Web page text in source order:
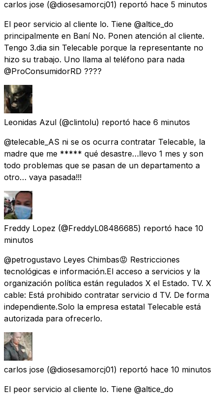
carlos jose (@diosesamorcj01) reportó hace 5 minutos
El peor servicio al cliente lo. Tiene @altice_do
principalmente en Baní No. Ponen atención al cliente.
Tengo 3.dia sin Telecable porque la representante no
hizo su trabajo. Uno llama al teléfono para nada
@ProConsumidorRD ????
Leonidas Azul (@clintolu) reportó hace 6 minutos
@telecable_AS ni se os ocurra contratar Telecable, la
madre que me ***** qué desastre…llevo 1 mes y son
todo problemas que se pasan de un departamento a
otro… vaya pasada!!!
Freddy Lopez (@FreddyL08486685) reportó hace 10
minutos
@petrogustavo Leyes Chimbas😡 Restricciones
tecnológicas e información.El acceso a servicios y la
organización política están regulados X el Estado. TV. X
cable: Está prohibido contratar servicio d TV. De forma
independiente.Solo la empresa estatal Telecable está
autorizada para ofrecerlo.
carlos jose (@diosesamorcj01) reportó hace 10 minutos
El peor servicio al cliente lo. Tiene @altice_do